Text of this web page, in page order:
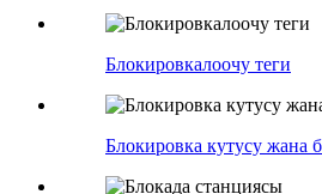
Блокировкалоочу теги
Блокировка кутусу жана